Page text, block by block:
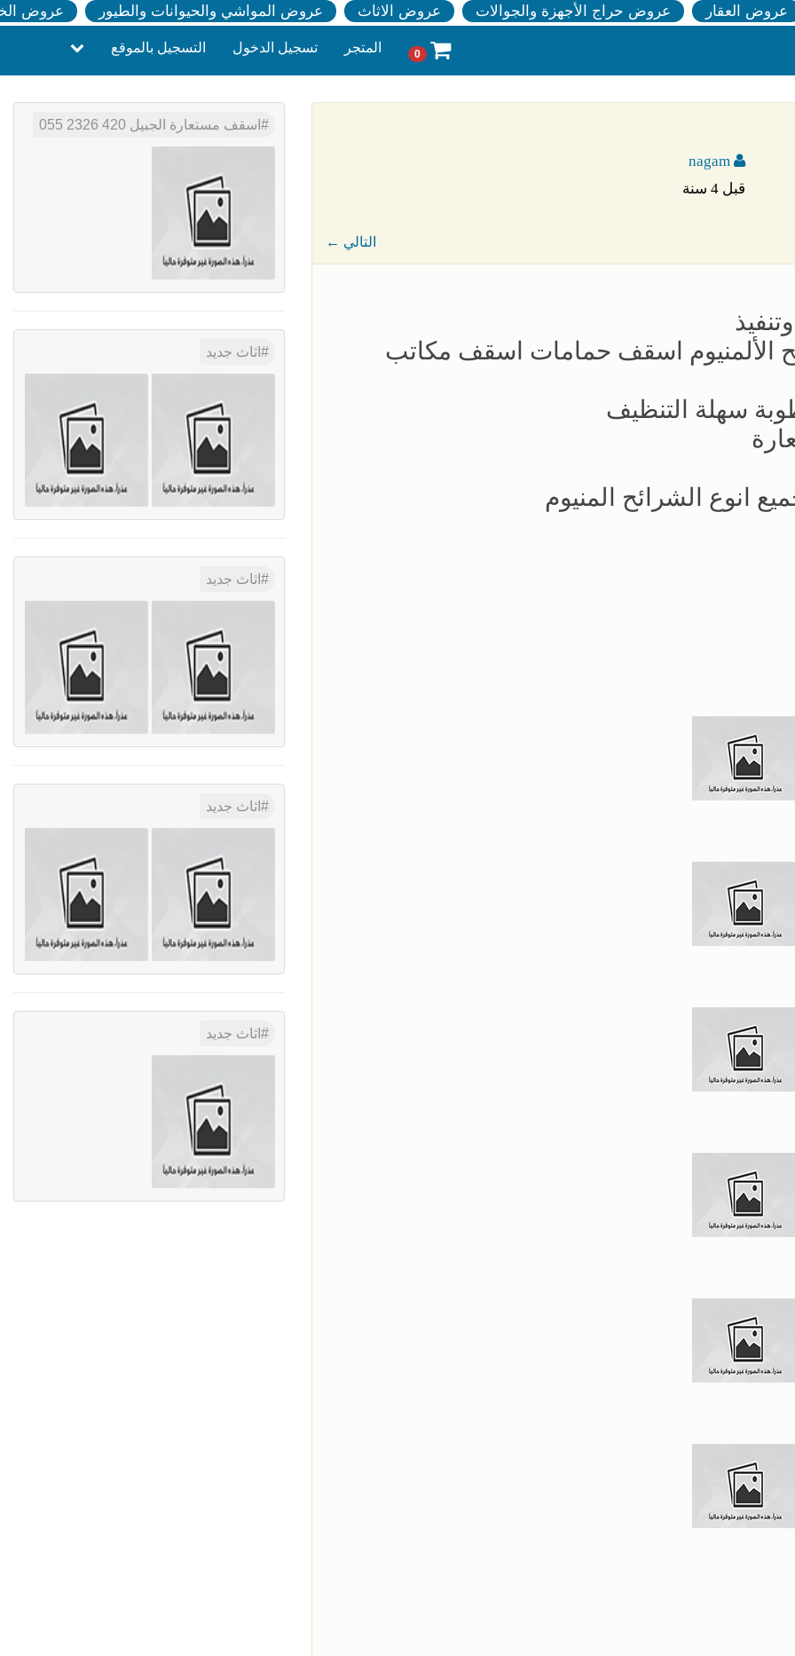
عروض العقار عروض حراج الأجهزة والجوالات عروض الاثاث عروض المواشي والحيوانات والطيور عروض
0 المتجر تسجيل الدخول التسجيل بالموقع
قبل 4 سنة
← التالي
الألمنيوم اسقف حمامات اسقف مكاتب
سهلة التنظيف
انوع الشرائح المنيوم
اسقف مستعارة الجبيل 420 2326 055
اثاث جديد
اثاث جديد
اثاث جديد
اثاث جديد